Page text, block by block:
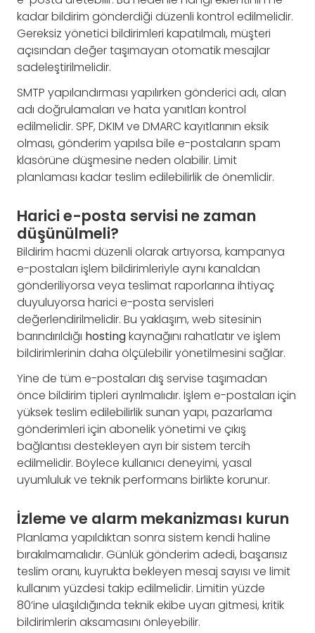
kadar bildirim gönderdiği düzenli kontrol edilmelidir.
Gereksiz yönetici bildirimleri kapatılmalı, müşteri
açısından değer taşımayan otomatik mesajlar
sadeleştirilmelidir.
SMTP yapılandırması yapılırken gönderici adı, alan
adı doğrulamaları ve hata yanıtları kontrol
edilmelidir. SPF, DKIM ve DMARC kayıtlarının eksik
olması, gönderim yapılsa bile e-postaların spam
klasörüne düşmesine neden olabilir. Limit
planlaması kadar teslim edilebilirlik de önemlidir.
Harici e-posta servisi ne zaman
düşünülmeli?
Bildirim hacmi düzenli olarak artıyorsa, kampanya
e-postaları işlem bildirimleriyle aynı kanaldan
gönderiliyorsa veya teslimat raporlarına ihtiyaç
duyuluyorsa harici e-posta servisleri
değerlendirilmelidir. Bu yaklaşım, web sitesinin
barındırıldığı hostingkaynağını rahatlatır ve işlem
bildirimlerinin daha ölçülebilir yönetilmesini sağlar.
Yine de tüm e-postaları dış servise taşımadan
önce bildirim tipleri ayrılmalıdır. İşlem e-postaları için
yüksek teslim edilebilirlik sunan yapı, pazarlama
gönderimleri için abonelik yönetimi ve çıkış
bağlantısı destekleyen ayrı bir sistem tercih
edilmelidir. Böylece kullanıcı deneyimi, yasal
uyumluluk ve teknik performans birlikte korunur.
İzleme ve alarm mekanizması kurun
Planlama yapıldıktan sonra sistem kendi haline
bırakılmamalıdır. Günlük gönderim adedi, başarısız
teslim oranı, kuyrukta bekleyen mesaj sayısı ve limit
kullanım yüzdesi takip edilmelidir. Limitin yüzde
80’ine ulaşıldığında teknik ekibe uyarı gitmesi, kritik
bildirimlerin aksamasını önleyebilir.